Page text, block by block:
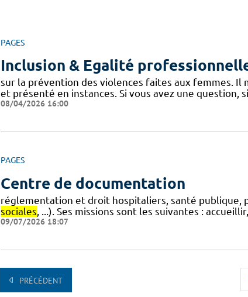
PAGES
Inclusion & Egalité
sur la prévention des violences faites aux femmes.
et présenté en instances. Si vous avez une question,
08/04/2026 16:00
PAGES
Centre de documentation
réglementation et droit hospitaliers, santé publique,
sociales, ...). Ses missions sont les suivantes :
09/07/2026 18:07
PRÉCÉDENT